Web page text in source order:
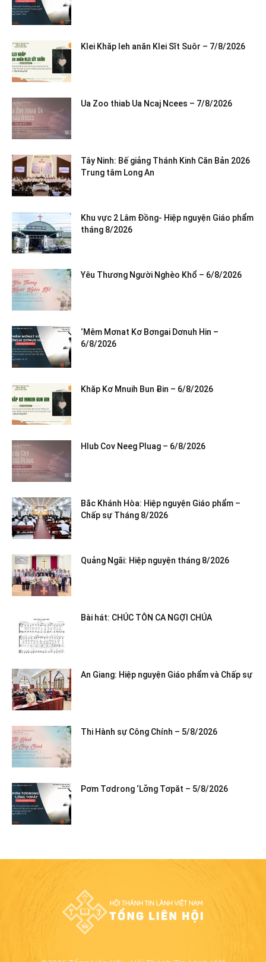
Klei Khăp leh anăn Klei Sĭt Suôr – 7/8/2026
Ua Zoo thiab Ua Ncaj Ncees – 7/8/2026
Tây Ninh: Bế giảng Thánh Kinh Căn Bản 2026
Trung tâm Long An
Khu vực 2 Lâm Đồng- Hiệp nguyện Giáo phẩm
tháng 8/2026
Yêu Thương Người Nghèo Khổ – 6/8/2026
‘Mêm Mơnat Kơ Bơngai Dơnuh Hin –
6/8/2026
Khăp Kơ Mnuih Bun Ƀin – 6/8/2026
Hlub Cov Neeg Pluag – 6/8/2026
Bắc Khánh Hòa: Hiệp nguyện Giáo phẩm –
Chấp sự Tháng 8/2026
Quảng Ngãi: Hiệp nguyện tháng 8/2026
Bài hát: CHÚC TÔN CA NGỢI CHÚA
An Giang: Hiệp nguyện Giáo phẩm và Chấp sự
Thi Hành sự Công Chính – 5/8/2026
Pơm Tơdrong ‘Lơ̆ng Tơpăt – 5/8/2026